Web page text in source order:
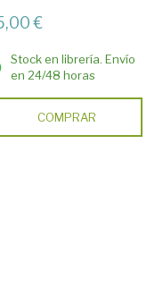
€
Stock en librería. Envío
en 24/48 horas
COMPRAR